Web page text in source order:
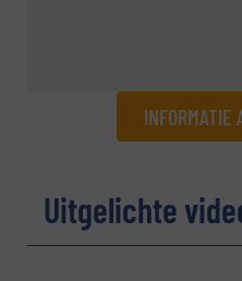
INFORMATIE
Naam(Vereist)
Uitgelichte